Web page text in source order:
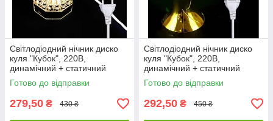
Світлодіодний нічник диско
куля "Кубок", 220В,
динамічний + статичний
режими, Мультиколор
Готово до відправки
279,50 ₴ 430 ₴
Світлодіодний нічник диско
куля "Кубок", 220В,
динамічний + статичний
режими, Мультиколор
Готово до відправки
292,50 ₴ 450 ₴